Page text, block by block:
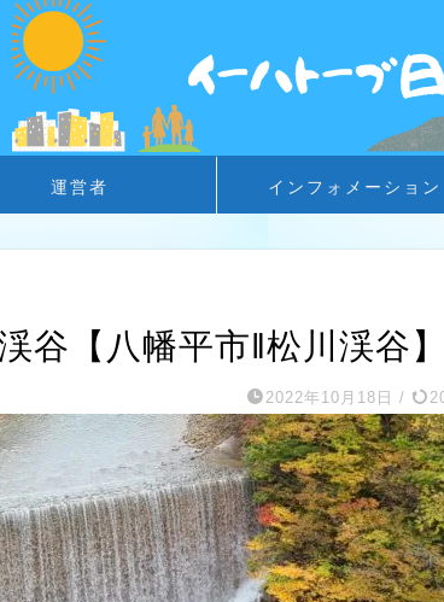
運営者 インフォメーション
谷【八幡平市‖松川渓谷】
2022年10月18日 /